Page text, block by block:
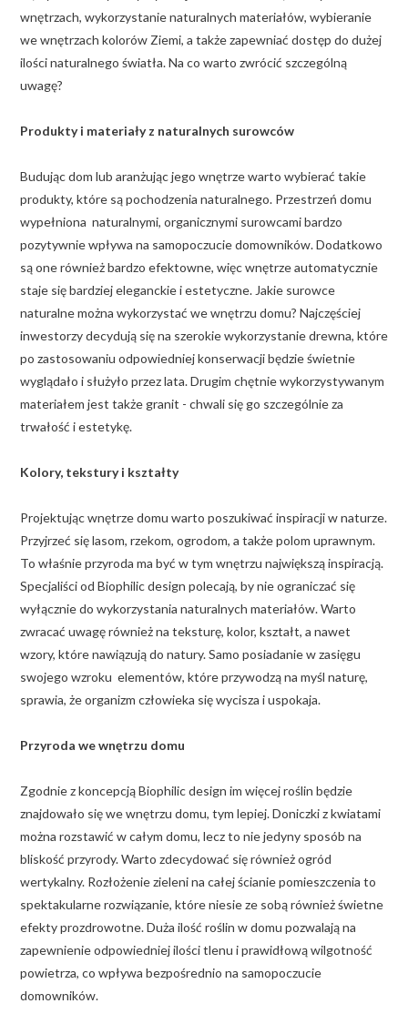
wnętrzach, wykorzystanie naturalnych materiałów, wybieranie
we wnętrzach kolorów Ziemi, a także zapewniać dostęp do dużej
ilości naturalnego światła. Na co warto zwrócić szczególną
uwagę?
Produkty i materiały z naturalnych surowców
Budując dom lub aranżując jego wnętrze warto wybierać takie
produkty, które są pochodzenia naturalnego. Przestrzeń domu
wypełniona naturalnymi, organicznymi surowcami bardzo
pozytywnie wpływa na samopoczucie domowników. Dodatkowo
są one również bardzo efektowne, więc wnętrze automatycznie
staje się bardziej eleganckie i estetyczne. Jakie surowce
naturalne można wykorzystać we wnętrzu domu? Najczęściej
inwestorzy decydują się na szerokie wykorzystanie drewna, które
po zastosowaniu odpowiedniej konserwacji będzie świetnie
wyglądało i służyło przez lata. Drugim chętnie wykorzystywanym
materiałem jest także granit - chwali się go szczególnie za
trwałość i estetykę.
Kolory, tekstury i kształty
Projektując wnętrze domu warto poszukiwać inspiracji w naturze.
Przyjrzeć się lasom, rzekom, ogrodom, a także polom uprawnym.
To właśnie przyroda ma być w tym wnętrzu największą inspiracją.
Specjaliści od Biophilic design polecają, by nie ograniczać się
wyłącznie do wykorzystania naturalnych materiałów. Warto
zwracać uwagę również na teksturę, kolor, kształt, a nawet
wzory, które nawiązują do natury. Samo posiadanie w zasięgu
swojego wzroku elementów, które przywodzą na myśl naturę,
sprawia, że organizm człowieka się wycisza i uspokaja.
Przyroda we wnętrzu domu
Zgodnie z koncepcją Biophilic design im więcej roślin będzie
znajdowało się we wnętrzu domu, tym lepiej. Doniczki z kwiatami
można rozstawić w całym domu, lecz to nie jedyny sposób na
bliskość przyrody. Warto zdecydować się również ogród
wertykalny. Rozłożenie zieleni na całej ścianie pomieszczenia to
spektakularne rozwiązanie, które niesie ze sobą również świetne
efekty prozdrowotne. Duża ilość roślin w domu pozwalają na
zapewnienie odpowiedniej ilości tlenu i prawidłową wilgotność
powietrza, co wpływa bezpośrednio na samopoczucie
domowników.